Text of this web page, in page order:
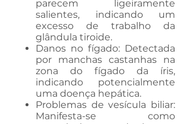
parecem ligeiramente
salientes, indicando um
excesso de trabalho da
glândula tiroide.
Danos no fígado: Detectada
por manchas castanhas na
zona do fígado da íris,
indicando potencialmente
uma doença hepática.
Problemas de vesícula biliar:
Manifesta-se como